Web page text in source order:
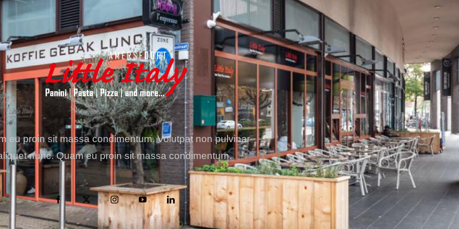
eu proin sit massa condimentum. Volutpat non pulvinar
nunc. Quam eu proin sit massa condimentum.